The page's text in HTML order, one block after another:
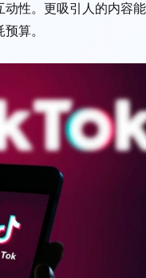
性。更吸引人的内容
算。